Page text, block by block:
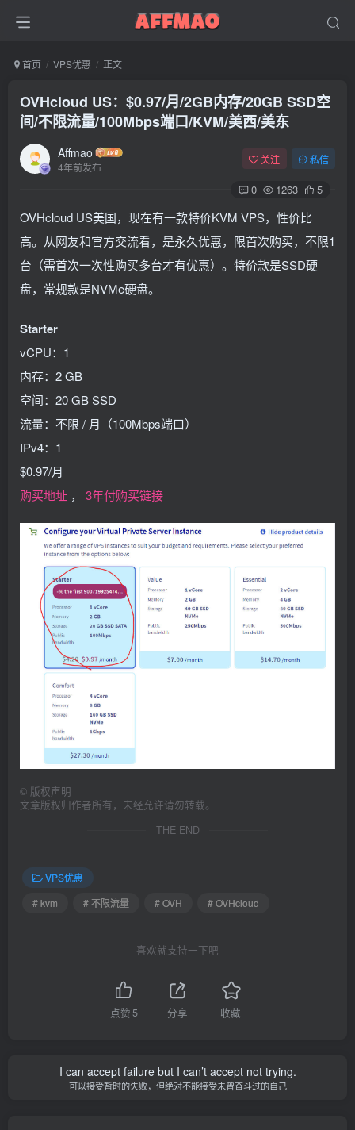
首页 VPS优惠 正文
OVHcloud US：$0.97/月/2GB内存/20GB SSD空
间/不限流量/100Mbps端口/KVM/美西/美东
Affmao
4年前发布
关注 私信
0 1263 5
OVHcloud US美国，现在有一款特价KVM VPS，性价比
高。从网友和官方交流看，是永久优惠，限首次购买，不限1
台（需首次一次性购买多台才有优惠）。特价款是SSD硬
盘，常规款是NVMe硬盘。
Starter
vCPU：1
内存：2 GB
空间：20 GB SSD
流量：不限 / 月（100Mbps端口）
IPv4：1
$0.97/月
购买地址 ， 3年付购买链接
© 版权声明
文章版权归作者所有，未经允许请勿转载。
THE END
VPS优惠
# kvm
# 不限流量 # OVH # OVHcloud
喜欢就支持一下吧
点赞 5 分享 收藏
I can accept failure but I can’t accept not trying.
可以接受暂时的失败，但绝对不能接受未曾奋斗过的自己